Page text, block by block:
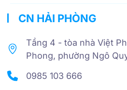
CN HẢI PHÒNG
Tầng 4 - tòa nhà Việt
Phong, phường Ngô
0985 103 666